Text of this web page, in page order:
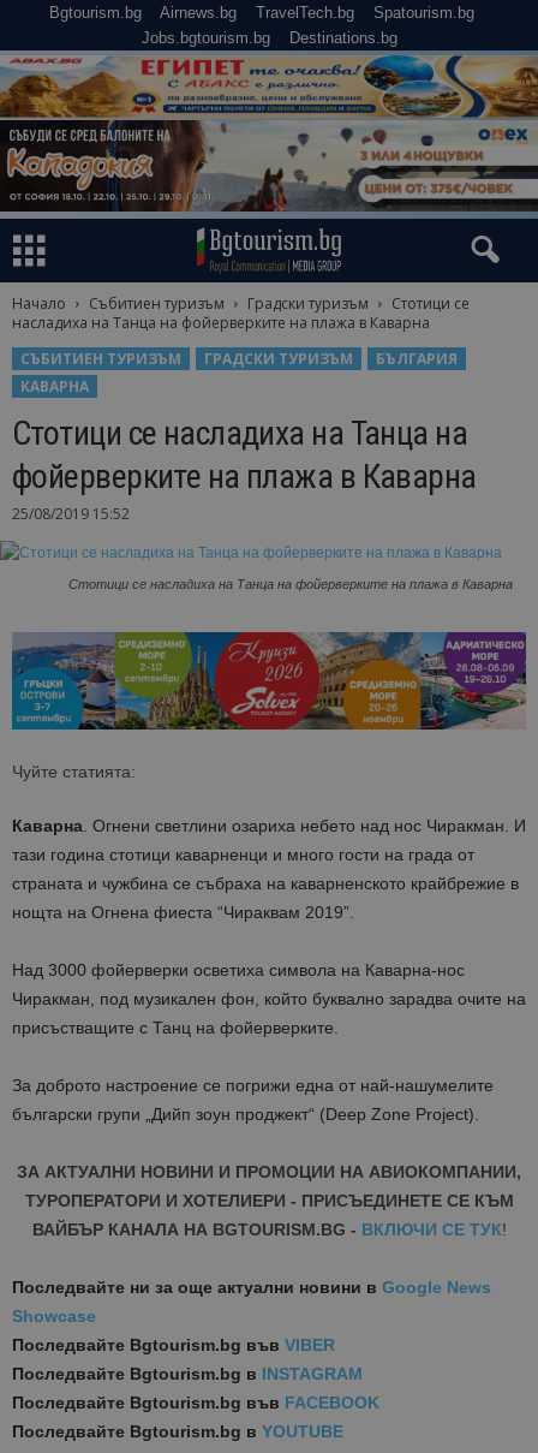
Bgtourism.bg Airnews.bg TravelTech.bg
Spatourism.bg
Jobs.bgtourism.bg
Destinations.bg
Начало Събитиен туризъм Градски туризъм
Стотици се
насладиха на Танца на фойерверките на плажа в Каварна
СЪБИТИЕН ТУРИЗЪМ
ГРАДСКИ ТУРИЗЪМ
БЪЛГАРИЯ
КАВАРНА
Стотици се насладиха на Танца на
фойерверките на плажа в Каварна
25/08/2019 15:52
Стотици се насладиха на Танца на фойерверките на плажа в Каварна
Чуйте статията:
Каварна. Огнени светлини озариха небето над нос Чиракман. И
тази година стотици каварненци и много гости на града от
страната и чужбина се събраха на каварненското крайбрежие в
нощта на Огнена фиеста “Чираквам 2019”.
Над 3000 фойерверки осветиха символа на Каварна-нос
Чиракман, под музикален фон, който буквално зарадва очите на
присъстващите с Танц на фойерверките.
За доброто настроение се погрижи една от най-нашумелите
български групи „Дийп зоун проджект“ (Deep Zone Project).
ЗА АКТУАЛНИ НОВИНИ И ПРОМОЦИИ НА АВИОКОМПАНИИ,
ТУРОПЕРАТОРИ И ХОТЕЛИЕРИ - ПРИСЪЕДИНЕТЕ СЕ КЪМ
ВАЙБЪР КАНАЛА НА BGTOURISM.BG - ВКЛЮЧИ СЕ ТУК!
Последвайте ни за още актуални новини в Google News
Showcase
Последвайте Bgtourism.bg във VIBER
Последвайте Bgtourism.bg в INSTAGRAM
Последвайте Bgtourism.bg във FACEBOOK
Последвайте Bgtourism.bg в YOUTUBE